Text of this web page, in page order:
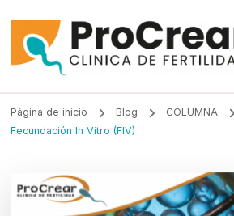
ProCrear
Página de inicio Blog COLUMNA
Fecundación In Vitro (FIV)